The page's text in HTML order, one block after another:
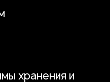
хранения и